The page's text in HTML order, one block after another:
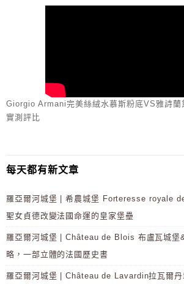
Giorgio Armani完美絲絨水慕斯粉底VS雅詩蘭
實測評比
每天都有新文章
羅亞爾河城堡 | 希農城堡 Forteresse royale
聖女貞德改變法國命運的皇家堡壘
羅亞爾河城堡 | Château de Blois 布盧瓦城堡
略，一部立體的法國歷史書
羅亞爾河城堡 | Château de Lavardin拉瓦爾